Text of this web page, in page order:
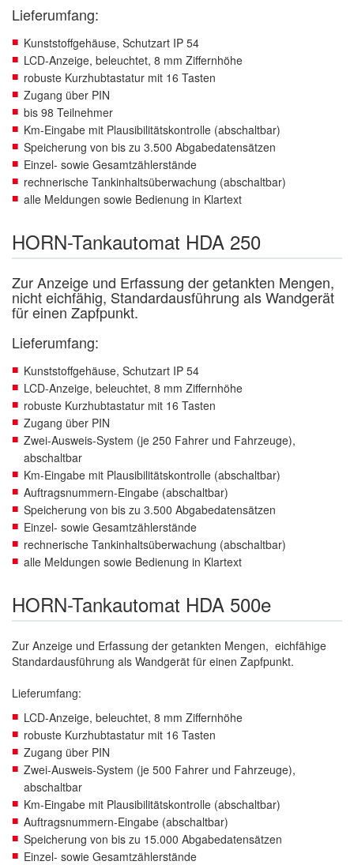
Lieferumfang:
Kunststoffgehäuse, Schutzart IP 54
LCD-Anzeige, beleuchtet, 8 mm Ziffernhöhe
robuste Kurzhubtastatur mit 16 Tasten
Zugang über PIN
bis 98 Teilnehmer
Km-Eingabe mit Plausibilitätskontrolle (abschaltbar)
Speicherung von bis zu 3.500 Abgabedatensätzen
Einzel- sowie Gesamtzählerstände
rechnerische Tankinhaltsüberwachung (abschaltbar)
alle Meldungen sowie Bedienung in Klartext
HORN-Tankautomat HDA 250
Zur Anzeige und Erfassung der getankten Mengen,
nicht eichfähig, Standardausführung als Wandgerät
für einen Zapfpunkt.
Lieferumfang:
Kunststoffgehäuse, Schutzart IP 54
LCD-Anzeige, beleuchtet, 8 mm Ziffernhöhe
robuste Kurzhubtastatur mit 16 Tasten
Zugang über PIN
Zwei-Ausweis-System (je 250 Fahrer und Fahrzeuge),
abschaltbar
Km-Eingabe mit Plausibilitätskontrolle (abschaltbar)
Auftragsnummern-Eingabe (abschaltbar)
Speicherung von bis zu 3.500 Abgabedatensätzen
Einzel- sowie Gesamtzählerstände
rechnerische Tankinhaltsüberwachung (abschaltbar)
alle Meldungen sowie Bedienung in Klartext
HORN-Tankautomat HDA 500e
Zur Anzeige und Erfassung der getankten Mengen, eichfähige
Standardausführung als Wandgerät für einen Zapfpunkt.
Lieferumfang:
LCD-Anzeige, beleuchtet, 8 mm Ziffernhöhe
robuste Kurzhubtastatur mit 16 Tasten
Zugang über PIN
Zwei-Ausweis-System (je 500 Fahrer und Fahrzeuge),
abschaltbar
Km-Eingabe mit Plausibilitätskontrolle (abschaltbar)
Auftragsnummern-Eingabe (abschaltbar)
Speicherung von bis zu 15.000 Abgabedatensätzen
Einzel- sowie Gesamtzählerstände